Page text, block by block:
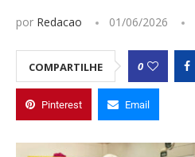
por Redacao 01/06/2026
COMPARTILHE 0
Pinterest Email